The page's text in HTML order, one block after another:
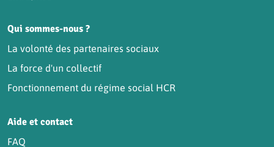
Qui sommes-nous ?
La volonté des partenaires sociaux
La force d'un collectif
Fonctionnement du régime social HCR
Aide et contact
FAQ